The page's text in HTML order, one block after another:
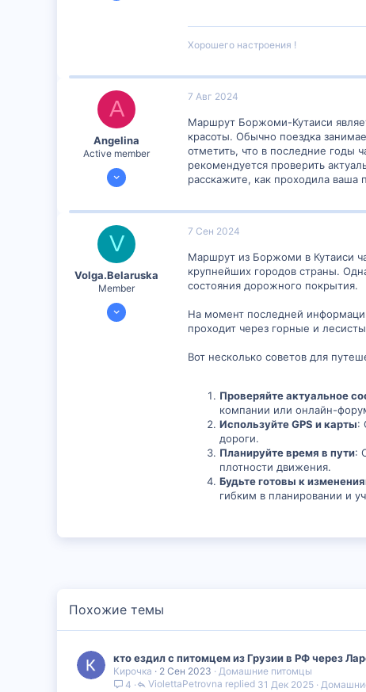
Хорошего настроения !
A
Angelina
Active member
24 Июл 2024
2
7 Авг 2024
Маршрут Боржоми-Кутаиси
красоты. Обычно поездка
отметить, что в последние годы
рекомендуется проверить
расскажите, как проходила ваша
V
Volga.Belaruska
Member
6 Сен 2024
7 Сен 2024
Маршрут из Боржоми в Кутаиси
крупнейших городов страны.
состояния дорожного покрытия.
На момент последней
проходит через горные и
Вот несколько советов для
Проверяйте актуальное
компании или онлайн-
Используйте GPS и карты:
дороги.
Планируйте время в пути:
плотности движения.
Будьте готовы к
гибким в планировании и
Похожие темы
кто ездил с питомцем из Грузии в РФ через
Кирочка 2 Сен 2023
Домашние питомцы
4
31 Дек 2025
ViolettaPetrovna